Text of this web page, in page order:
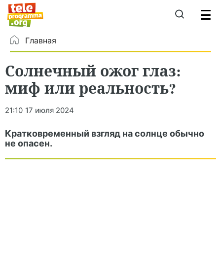
Главная
Солнечный ожог глаз:
миф или реальность?
21:10 17 июля 2024
Кратковременный взгляд на солнце обычно
не опасен.